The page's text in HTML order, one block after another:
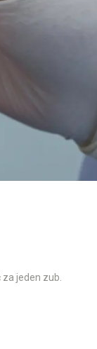
jeden zub.